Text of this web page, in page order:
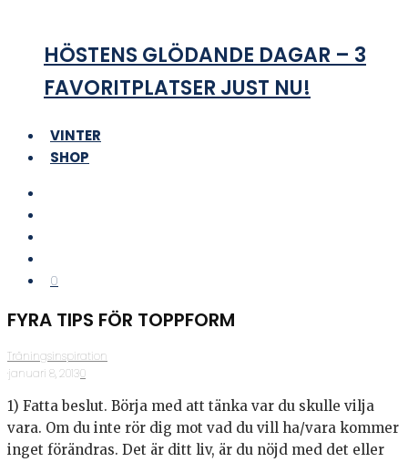
HÖSTENS GLÖDANDE DAGAR – 3
FAVORITPLATSER JUST NU!
VINTER
SHOP
0
FYRA TIPS FÖR TOPPFORM
Träningsinspiration
·januari 8, 2013·0
1) Fatta beslut. Börja med att tänka var du skulle vilja
vara. Om du inte rör dig mot vad du vill ha/vara kommer
inget förändras. Det är ditt liv, är du nöjd med det eller